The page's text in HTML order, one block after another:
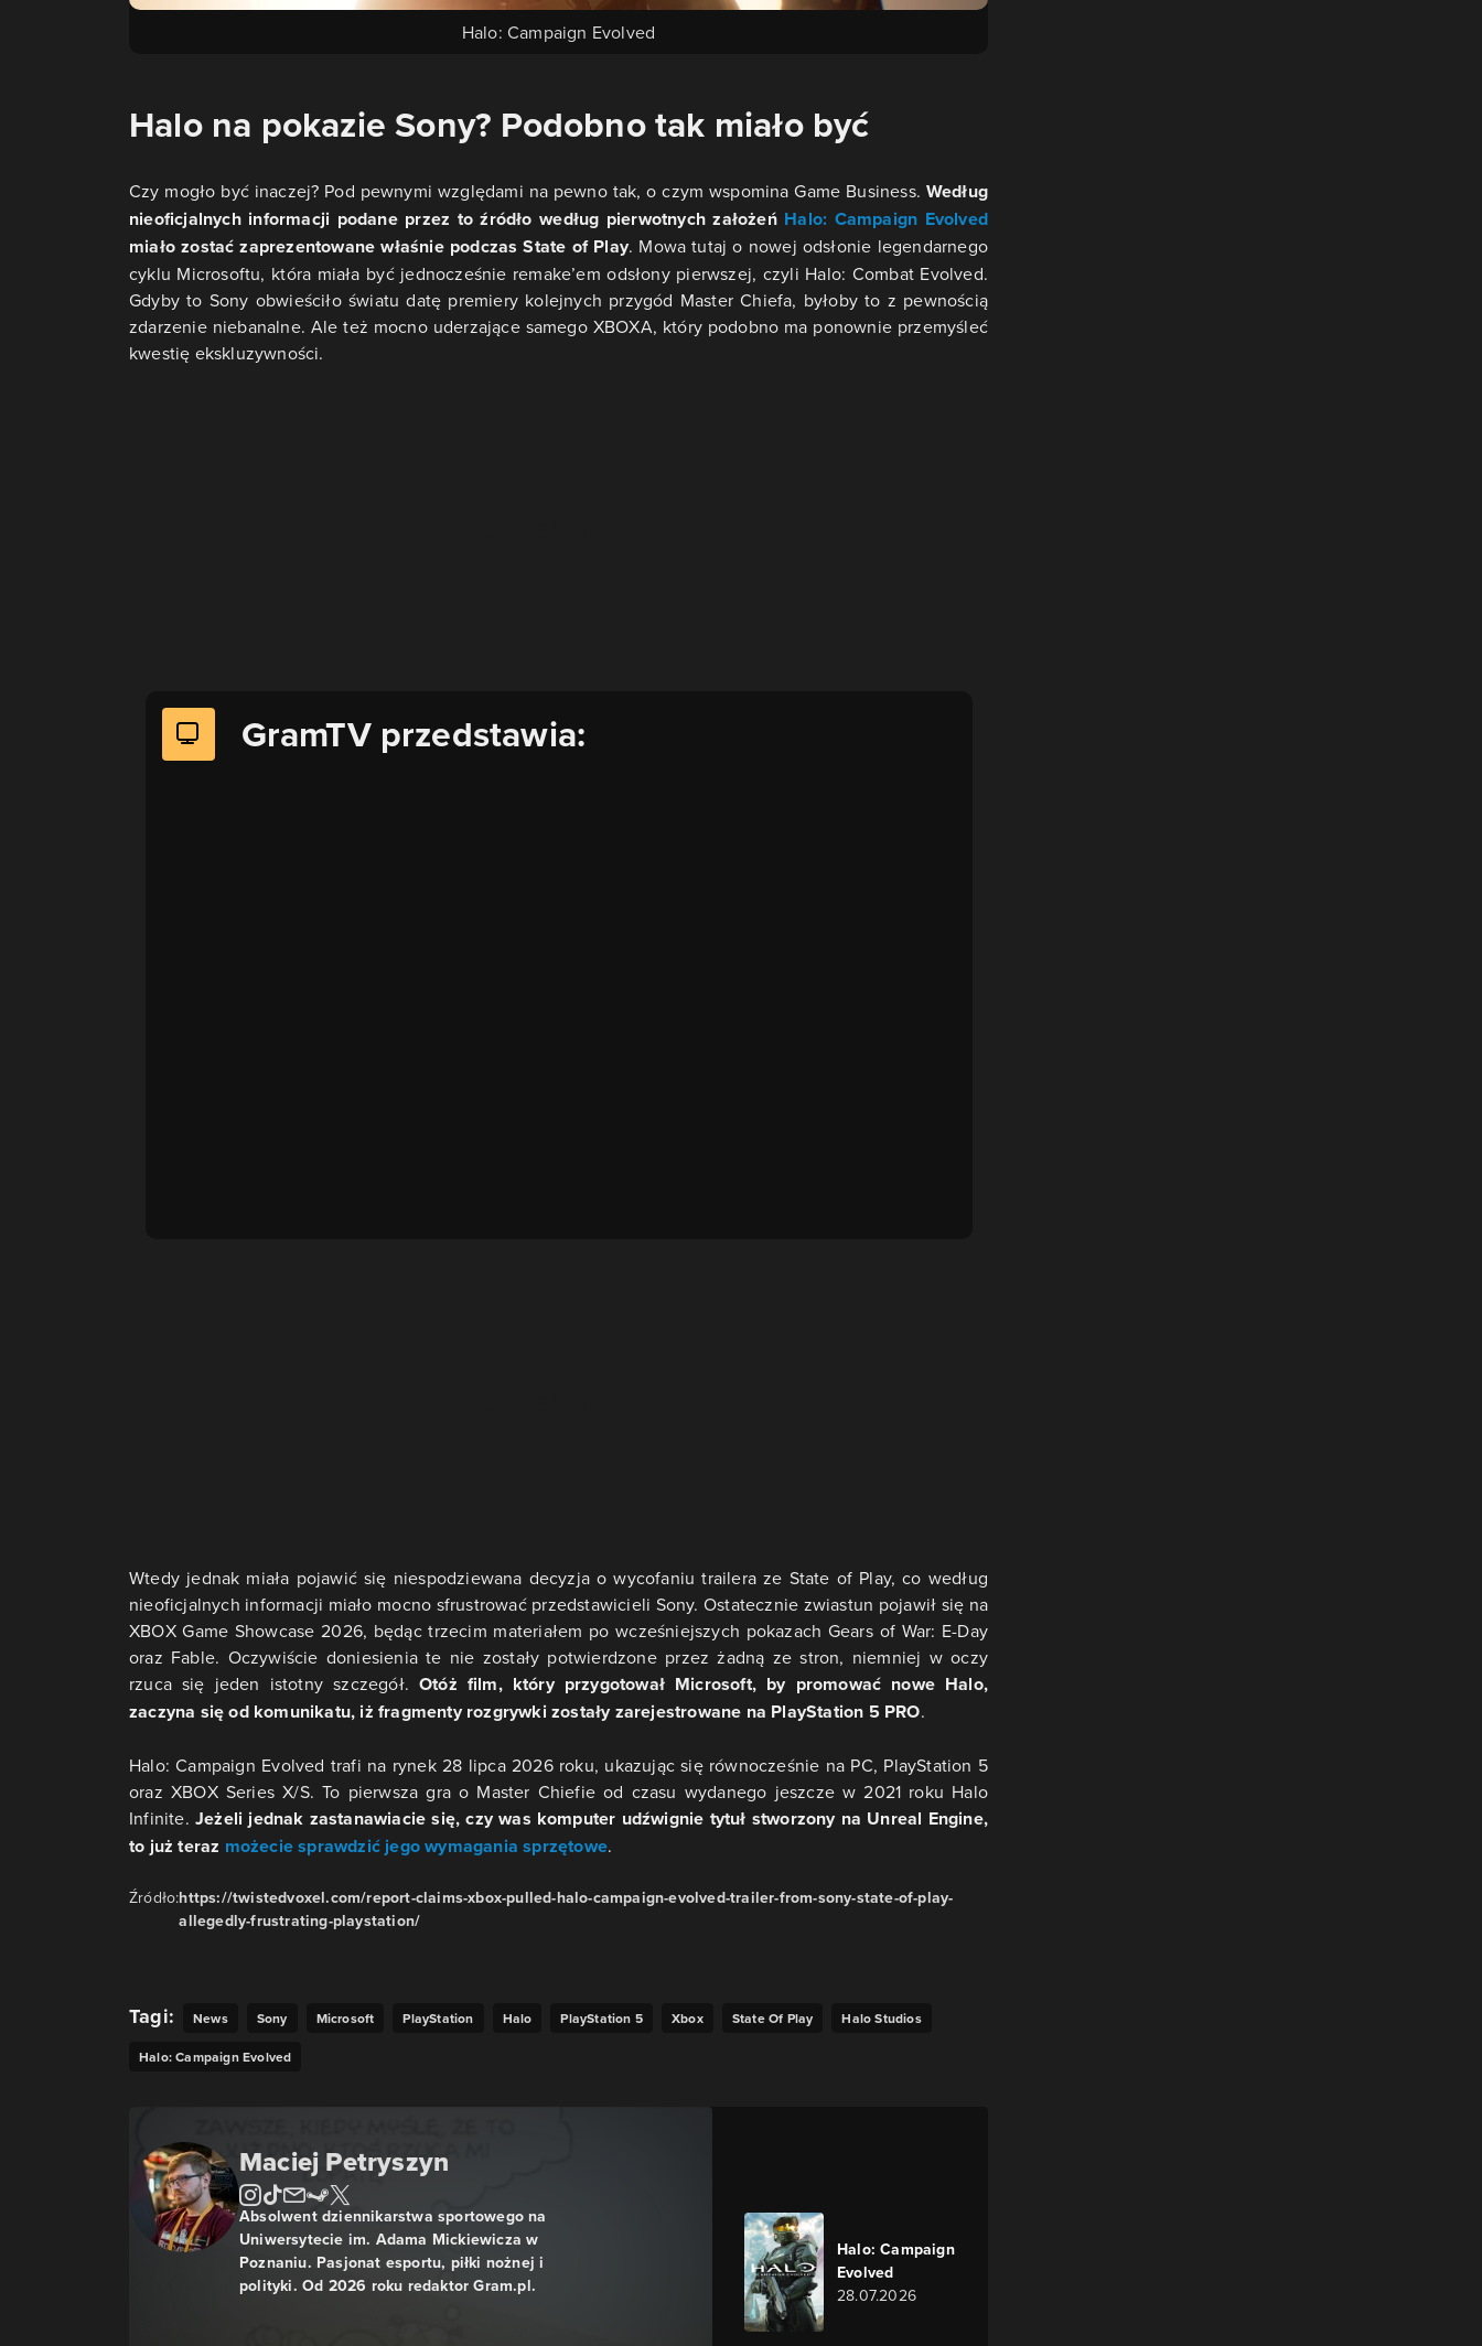
Halo: Campaign Evolved
Halo na pokazie Sony? Podobno tak miało być
Czy mogło być inaczej? Pod pewnymi względami na pewno tak, o czym wspomina Game Business. Według
nieoficjalnych informacji podane przez to źródło według pierwotnych założeń Halo: Campaign Evolved
miało zostać zaprezentowane właśnie podczas State of Play. Mowa tutaj o nowej odsłonie legendarnego
cyklu Microsoftu, która miała być jednocześnie remake’em odsłony pierwszej, czyli Halo: Combat Evolved.
Gdyby to Sony obwieściło światu datę premiery kolejnych przygód Master Chiefa, byłoby to z pewnością
zdarzenie niebanalne. Ale też mocno uderzające samego XBOXA, który podobno ma ponownie przemyśleć
kwestię ekskluzywności.
GramTV przedstawia:
Wtedy jednak miała pojawić się niespodziewana decyzja o wycofaniu trailera ze State of Play, co według
nieoficjalnych informacji miało mocno sfrustrować przedstawicieli Sony. Ostatecznie zwiastun pojawił się na
XBOX Game Showcase 2026, będąc trzecim materiałem po wcześniejszych pokazach Gears of War: E-Day
oraz Fable. Oczywiście doniesienia te nie zostały potwierdzone przez żadną ze stron, niemniej w oczy
rzuca się jeden istotny szczegół. Otóż film, który przygotował Microsoft, by promować nowe Halo,
zaczyna się od komunikatu, iż fragmenty rozgrywki zostały zarejestrowane na PlayStation 5 PRO.
Halo: Campaign Evolved trafi na rynek 28 lipca 2026 roku, ukazując się równocześnie na PC, PlayStation 5
oraz XBOX Series X/S. To pierwsza gra o Master Chiefie od czasu wydanego jeszcze w 2021 roku Halo
Infinite. Jeżeli jednak zastanawiacie się, czy was komputer udźwignie tytuł stworzony na Unreal Engine,
to już teraz możecie sprawdzić jego wymagania sprzętowe.
Źródło:https://twistedvoxel.com/report-claims-xbox-pulled-halo-campaign-evolved-trailer-from-sony-state-of-play-
allegedly-frustrating-playstation/
Tagi: News Sony Microsoft PlayStation Halo PlayStation 5 Xbox State Of Play
Halo Studios
Halo: Campaign Evolved
Maciej Petryszyn
Absolwent dziennikarstwa sportowego na
Uniwersytecie im. Adama Mickiewicza w
Poznaniu. Pasjonat esportu, piłki nożnej i
polityki. Od 2026 roku redaktor Gram.pl.
Halo: Campaign
Evolved
28.07.2026